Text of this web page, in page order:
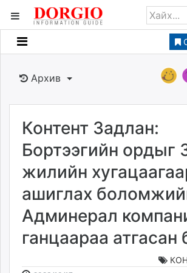
Мэдээллийн
Банк санхүү
Бизнес ААН
Төрийн
dorgio.mn
Gogo.mn
news.mn
zindaa.mn
tovch.mn
Архив
Контент Задлан:
Бортээгийн ордыг
жилийн
ашиглах
Админерал
ганцаараа атгасан